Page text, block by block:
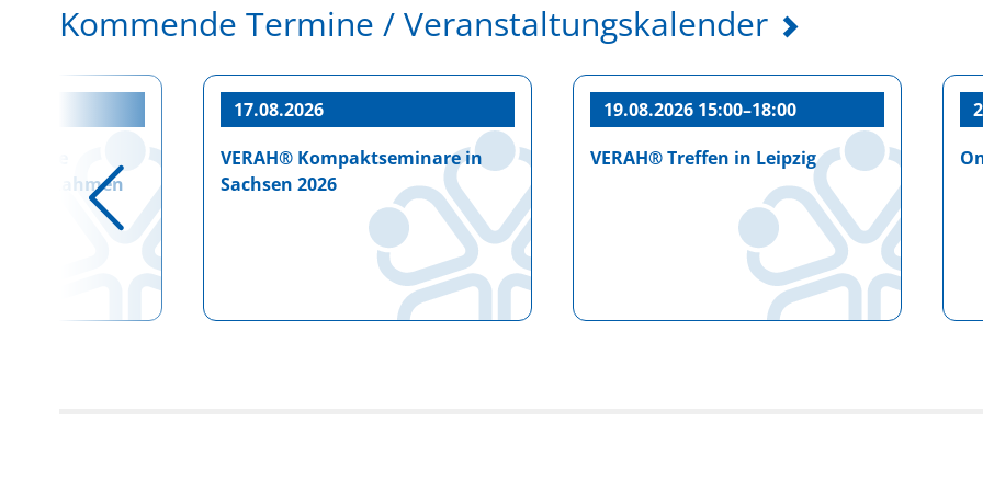
Kommende Termine / Veranstaltungskalender
im Rahmen
17.08.2026
VERAH® Kompaktseminare in
Sachsen 2026
19.08.2026 15:00–18:00
VERAH® Treffen in Leipzig